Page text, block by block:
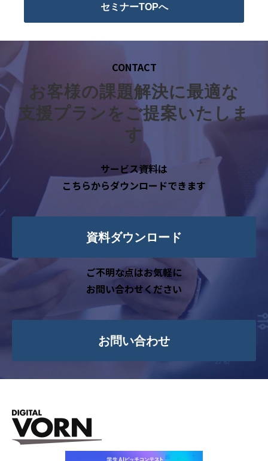
・セミナー・展示会・その他イベント等
の参加管理のため
・自社が扱う商品・サービスに関するご
案内のため
・セミナー・展示会・その他イベント等
・顧客満足度調査や市場調査等のアンケ
ート依頼および分析のため
・その他、ご本人に事前にお知らせしご
同意いただいた目的のため
当社は事業運営上、前項利用目的の範囲
に限って個人情報を外部に委託することが
あります。この場合、個人情報保護水準の高
い委託先を選定し、個人情報の適正管理・
機密保持についての契約を交わし、適切な
5. 個人情報の開示等の請求
ご本人様は、当社に対してご自身の個人
情報の開示等（利用目的の通知、開示、内
消去、第三者への提供の停止）に関して、
下記の当社問合わせ窓口に申し出ることが
できます。その際、当社はお客様ご本人を確
セミナーTOPへ
CONTACT
お客様の課題解決に最適な
支援プランをご提案いたしま
す
サービス資料は
こちらからダウンロードできます
資料ダウンロード
ご不明な点はお気軽に
お問い合わせください
お問い合わせ